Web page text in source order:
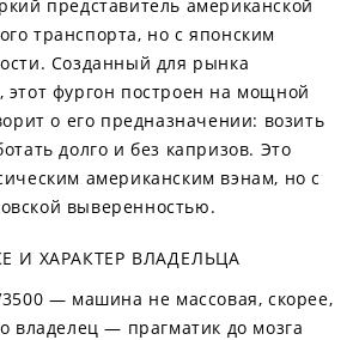
представитель американской
транспорта, но с японским
Созданный для рынка
фургон построен на мощной
о его предназначении: возить
долго и без капризов. Это
американским вэнам, но с
выверенностью.
И ХАРАКТЕР ВЛАДЕЛЬЦА
— машина не массовая, скорее,
владелец — прагматик до мозга